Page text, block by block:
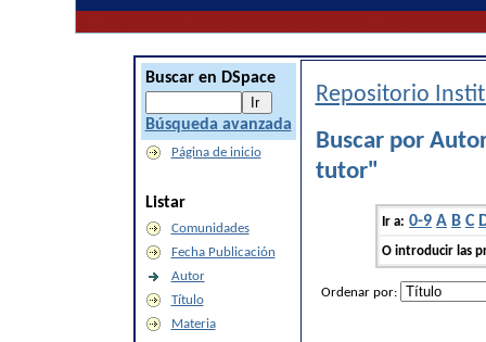
Buscar en DSpace
Búsqueda avanzada
Página de inicio
Listar
Comunidades
Fecha Publicación
Autor
Título
Materia
Repositorio
Buscar por
tutor"
Ir a: 0-9 A B C
O introducir las
Ordenar por: